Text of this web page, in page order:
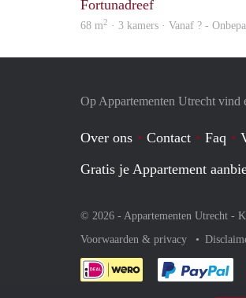
Fortunadreef
68 m2 · 3 kamers · Vanaf ? -
Op Appartementen Utrecht
Over ons Contact Faq
Gratis je Appartement
© 2026 - Appartementen Utrecht -
Voorwaarden & privacy